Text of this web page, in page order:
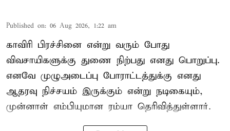
Published on: 06 Aug 2026, 1:22 am
காவிரி பிரச்சினை என்று வரும் போது
விவசாயிகளுக்கு துணை நிற்பது எனது பொறுப்பு.
எனவே முழுஅடைப்பு போராட்டத்துக்கு எனது
ஆதரவு நிச்சயம் இருக்கும் என்று நடிகையும்,
முன்னாள் எம்பியுமான ரம்யா தெரிவித்துள்ளார்.